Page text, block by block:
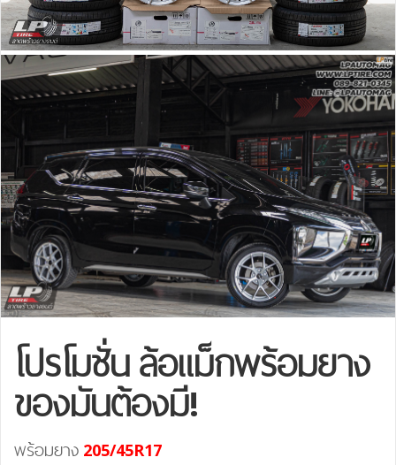
โปรโมชั่น ล้อแม็กพร้อมยาง
ของมันต้องมี!
พร้อมยาง 205/45R17